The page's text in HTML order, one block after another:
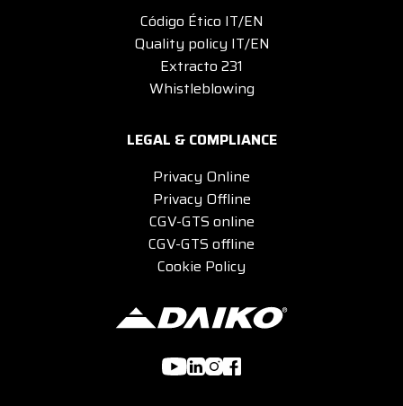
Código Ético IT/EN
Quality policy IT/EN
Extracto 231
Whistleblowing
LEGAL & COMPLIANCE
Privacy Online
Privacy Offline
CGV-GTS online
CGV-GTS offline
Cookie Policy